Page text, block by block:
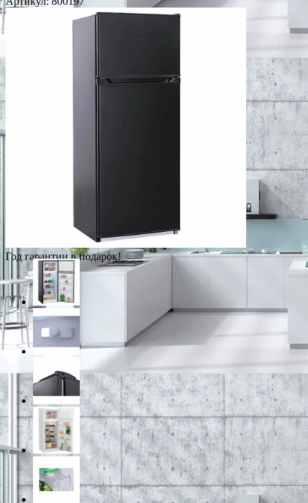
Год гарантии в подарок!